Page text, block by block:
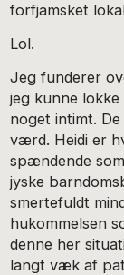
for­fjamsket
Lol.
Jeg funderer
jeg kunne lokke
noget in­timt.
værd. Heidi er
spændende
jyske
smertefuldt
hukommelsen
denne her
langt væk af